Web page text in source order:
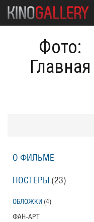
Фото:
Главная
О ФИЛЬМЕ
ПОСТЕРЫ (23)
ОБЛОЖКИ (4)
ФАН-АРТ